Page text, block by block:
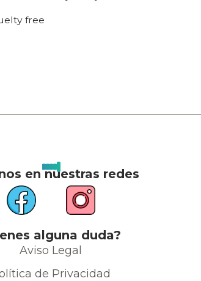
free
en nuestras redes
alguna duda?
Aviso Legal
de Privacidad